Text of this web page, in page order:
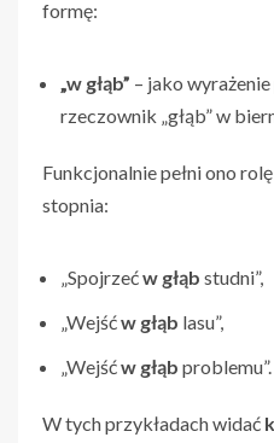
formę:
„w głąb” – jako
rzeczownik „głąb” w
Funkcjonalnie pełni ono
stopnia:
„Spojrzećw głąb studni”,
„Wejśćw głąb lasu”,
„Wejśćw głąb problemu”.
W tych przykładach widać